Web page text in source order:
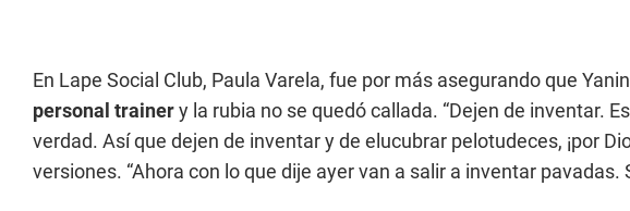
En Lape Social Club, Paula Varela, fue por más asegurando que
personal trainery la rubia no se quedó callada. “Dejen de inventar.
verdad. Así que dejen de inventar y de elucubrar pelotudeces, ¡por
versiones. “Ahora con lo que dije ayer van a salir a inventar pavadas.